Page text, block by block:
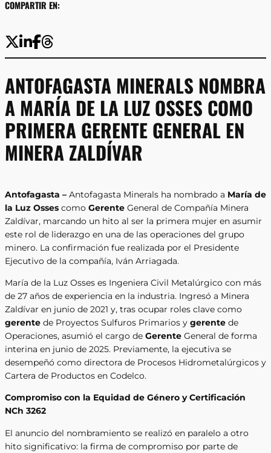
COMPARTIR EN:
ANTOFAGASTA MINERALS NOMBRA
A MARÍA DE LA LUZ OSSES COMO
PRIMERA GERENTE GENERAL EN
MINERA ZALDÍVAR
Antofagasta – Antofagasta Minerals ha nombrado a María de
la Luz Osses como Gerente General de Compañía Minera
Zaldívar, marcando un hito al ser la primera mujer en asumir
este rol de liderazgo en una de las operaciones del grupo
minero. La confirmación fue realizada por el Presidente
Ejecutivo de la compañía, Iván Arriagada.
María de la Luz Osses es Ingeniera Civil Metalúrgico con más
de 27 años de experiencia en la industria. Ingresó a Minera
Zaldívar en junio de 2021 y, tras ocupar roles clave como
gerente de Proyectos Sulfuros Primarios y gerente de
Operaciones, asumió el cargo de Gerente General de forma
interina en junio de 2025. Previamente, la ejecutiva se
desempeñó como directora de Procesos Hidrometalúrgicos y
Cartera de Productos en Codelco.
Compromiso con la Equidad de Género y Certificación
NCh 3262
El anuncio del nombramiento se realizó en paralelo a otro
hito significativo: la firma de compromiso por parte de